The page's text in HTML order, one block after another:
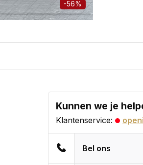
-56%
Kunnen we je
Klantenservice:
Bel ons